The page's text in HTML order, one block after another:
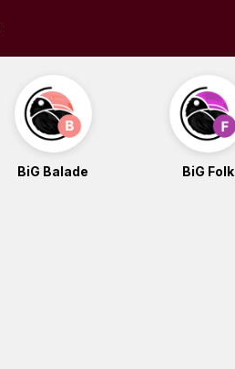
BiG Balade BiG Folk